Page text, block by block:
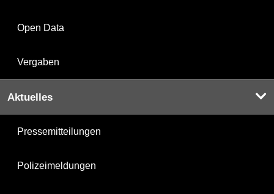
Open Data
Vergaben
Aktuelles
Pressemitteilungen
Polizeimeldungen